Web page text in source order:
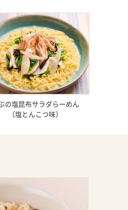
の塩昆布サラダらーめん
（塩とんこつ味）